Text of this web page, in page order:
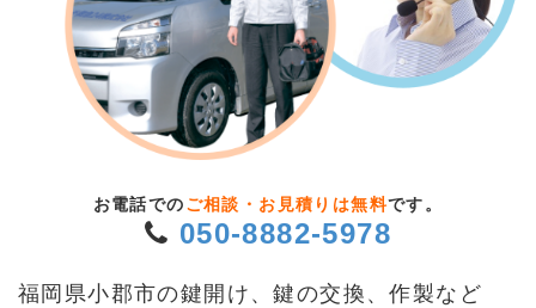
お電話での ご相談・お見積りは無料です。
050-8882-5978
福岡県小郡市の鍵開け、鍵の交換、作製など